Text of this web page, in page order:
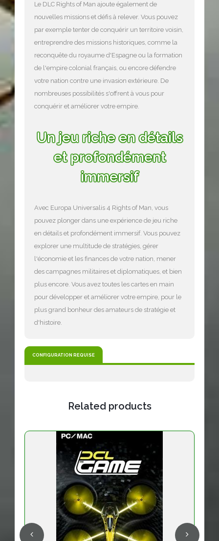
Le DLC Rights of Man ajoute également de
nouvelles missions et défis à relever. Vous pouvez
par exemple tenter de conquérir un territoire voisin,
entreprendre des missions historiques, comme la
reconquête du royaume d'Espagne ou la formation
de l'empire colonial français, ou encore défendre
votre nation contre une invasion extérieure. De
nombreuses possibilités s'offrent à vous pour
conquérir et améliorer votre empire.
Un jeu riche en détails
et profondément
immersif
Avec Europa Universalis 4 Rights of Man, vous
pouvez plonger dans une expérience de jeu riche
en détails et profondément immersif. Vous pouvez
explorer une multitude de stratégies, gérer
l'économie et les finances de votre nation, mener
des campagnes militaires et diplomatiques, et bien
plus encore. Vous avez toutes les cartes en main
pour développer et améliorer votre empire, pour le
plus grand bonheur des amateurs de stratégie et
d'histoire.
CONFIGURATION REQUISE
Related products